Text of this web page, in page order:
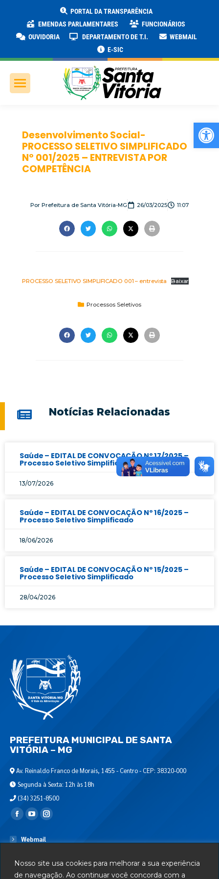
Nosso site usa cookies para melhorar a sua experiência
de navegação. Ao continuar você concorda com a
PORTAL DA TRANSPARÊNCIA
EMENDAS PARLAMENTARES
FUNCIONÁRIOS
OUVIDORIA
DEPARTAMENTO DE T.I.
WEBMAIL
E-SIC
Desenvolvimento Social-
PROCESSO SELETIVO SIMPLIFICADO
Nº 001/2025 – ENTREVISTA POR
COMPETÊNCIA
Por Prefeitura de Santa Vitória-MG 26/03/2025 11:07
PROCESSO SELETIVO SIMPLIFICADO 001 – entrevista Baixar
Processos Seletivos
Notícias Relacionadas
Saúde – EDITAL DE CONVOCAÇÃO Nº 17/2025 –
Processo Seletivo Simplificado
13/07/2026
Saúde – EDITAL DE CONVOCAÇÃO Nº 16/2025 –
Processo Seletivo Simplificado
18/06/2026
Saúde – EDITAL DE CONVOCAÇÃO Nº 15/2025 –
Processo Seletivo Simplificado
28/04/2026
PREFEITURA MUNICIPAL DE SANTA
VITÓRIA – MG
Av. Reinaldo Franco de Morais, 1455 - Centro - CEP: 38320-000
Segunda à Sexta: 12h às 18h
(34) 3251-8500
Encontre-nos em:
Webmail
Serviços